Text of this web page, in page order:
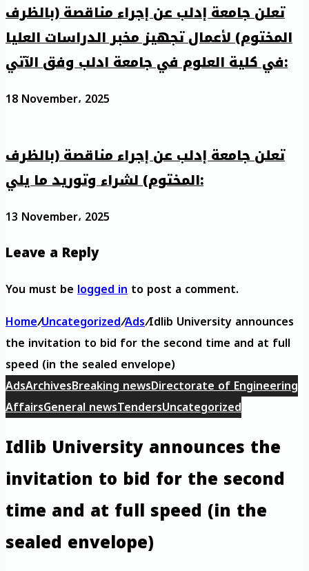
تعلن جامعة إدلب عن إجراء مناقصة (بالظرف
المختوم) لأعمال تجهيز مخبر الدراسات العليا
في كلية العلوم في جامعة ادلب وفق الآتي:
18 November، 2025
تعلن جامعة إدلب عن إجراء مناقصة (بالظرف
المختوم) لشراء وتوريد ما يلي:
13 November، 2025
Leave a Reply
You must belogged into post a comment.
Home/Uncategorized/Ads/Idlib University announces
the invitation to bid for the second time and at full
speed (in the sealed envelope)
AdsArchivesBreaking newsDirectorate of Engineering
AffairsGeneral newsTendersUncategorized
Idlib University announces the
invitation to bid for the second
time and at full speed (in the
sealed envelope)